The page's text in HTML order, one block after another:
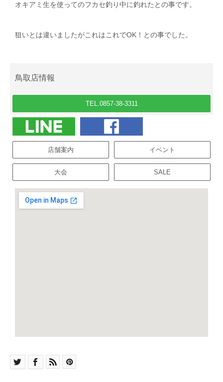
オキアミ生を使ってのフカセ釣り中に釣れたとの事です。
狙いとは違いましたがこれはこれでOK！との事でした。
鳥取店情報
TEL.0857-38-3311
店舗案内 イベント
大会 SALE